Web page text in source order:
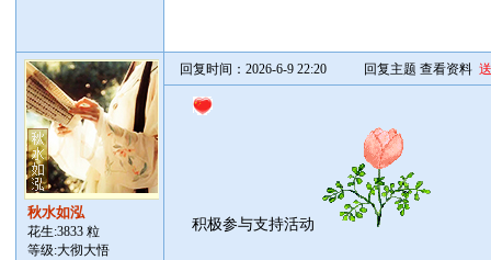
秋水如泓
花生:3833 粒
等级:大彻大悟
回复时间：2026-6-9 22:20 回复主题 查看资料
积极参与支持活动